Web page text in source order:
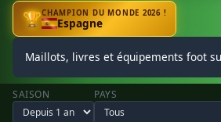
🏆CHAMPION DU MONDE 2026 !
Espagne
Maillots, livres et équipements foot
SAISON PAYS